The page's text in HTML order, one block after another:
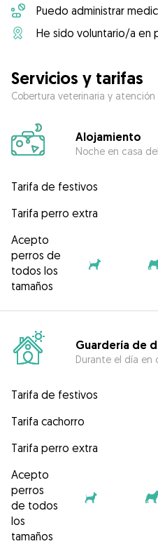
Puedo administrar
He sido voluntario/a en
Servicios y tarifas
Cobertura veterinaria y
Alojamiento
Noche en casa
Tarifa de festivos
Tarifa perro extra
Acepto
perros de
todos los
tamaños
Guardería de
Durante el día en
Tarifa de festivos
Tarifa cachorro
Tarifa perro extra
Acepto
perros
de todos
los
tamaños